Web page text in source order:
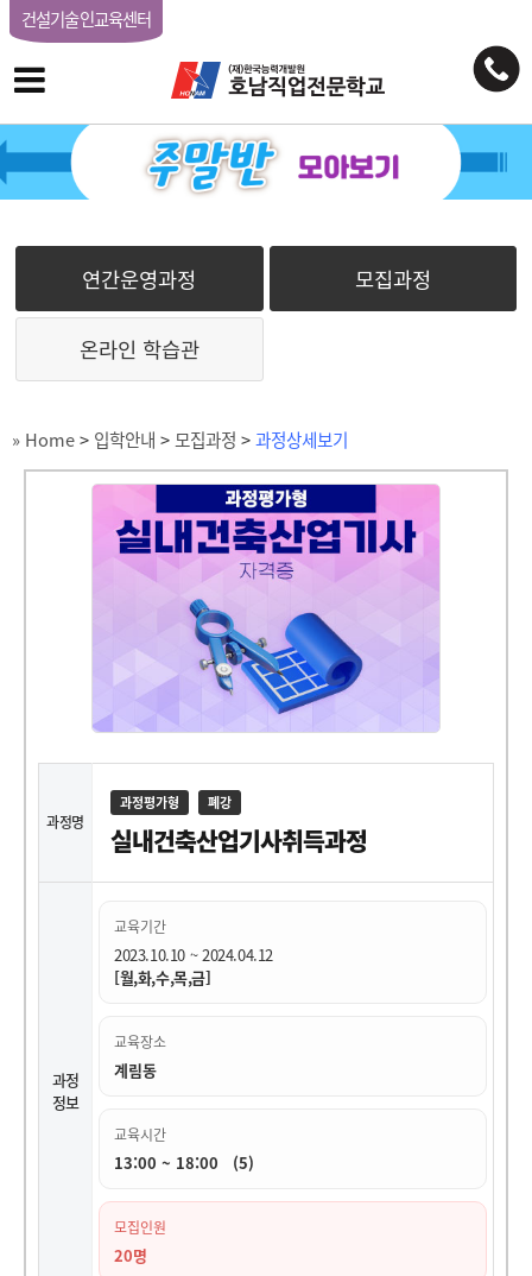
건설기술인교육센터
연간운영과정 모집과정
온라인 학습관
» Home> 입학안내 >모집과정 >과정상세보기
과정명
과정평가형 폐강
실내건축산업기사취득과정
과정
정보
교육기간
2023.10.10 ~ 2024.04.12
[월,화,수,목,금]
교육장소
계림동
교육시간
13:00 ~ 18:00 (5)
모집인원
20명